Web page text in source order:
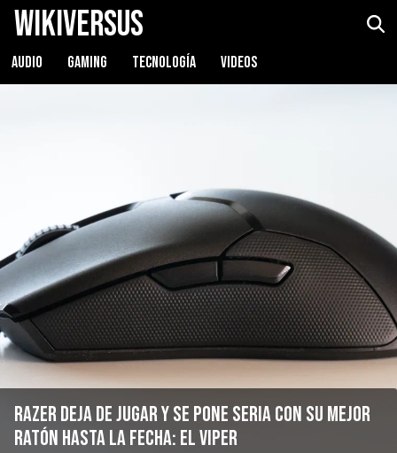
WikiVersus
AUDIO GAMING TECNOLOGÍA VIDEOS
Razer deja de jugar y se pone seria con su mejor
ratón hasta la fecha: el Viper
Razer Viper Ver precio